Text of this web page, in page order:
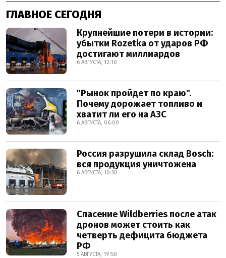
ГЛАВНОЕ СЕГОДНЯ
Крупнейшие потери в истории:
убытки Rozetka от ударов РФ
достигают миллиардов
6 АВГУСТА, 12:10
"Рынок пройдет по краю".
Почему дорожает топливо и
хватит ли его на АЗС
6 АВГУСТА, 06:00
Россия разрушила склад Bosch:
вся продукция уничтожена
6 АВГУСТА, 10:50
Спасение Wildberries после атак
дронов может стоить как
четверть дефицита бюджета
РФ
5 АВГУСТА, 19:50